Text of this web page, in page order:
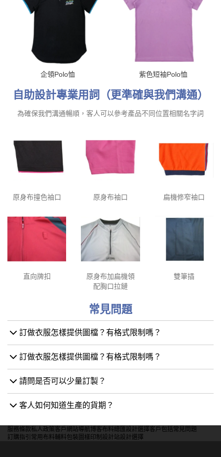
企領Polo恤 紫色短袖Polo恤
自助設計專業用詞（更準確與我們溝通）
為確保我們溝通暢順，客人可以參考產品不同位置相關名字詞
原身布撞色袖口 原身布袖口 扁機修窄袖口
直向牌扣
原身布加扁機領
配胸口拉鏈
雙筆插
常見問題
訂做衣服怎樣提供圖檔？有格式限制嗎？
訂做衣服怎樣提供圖檔？有格式限制嗎？
請問是否可以少量訂製？
客人如何知道生產的貨期？
服務條款私人政策客戶 網站導航博客布料總匯設計選擇客戶包括常見問題
訂購指引 常用布料輔料包裝 圖樣印制 設計站設計選擇